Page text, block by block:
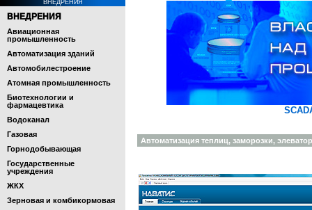
ВНЕДРЕНИЯ
ВНЕДРЕНИЯ
Авиационная
промышленность
Автоматизация зданий
Автомобилестроение
Атомная промышленность
Биотехнологии и
фармацевтика
Водоканал
Газовая
Горнодобывающая
Государственные
учреждения
ЖКХ
Зерновая и комбикормовая
Автоматизация теплиц, заморозки,